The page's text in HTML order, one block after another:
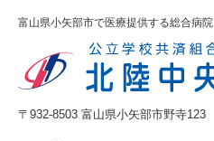
富山県小矢部市で医療提供する総合病院
〒932-8503 富山県小矢部市野寺123